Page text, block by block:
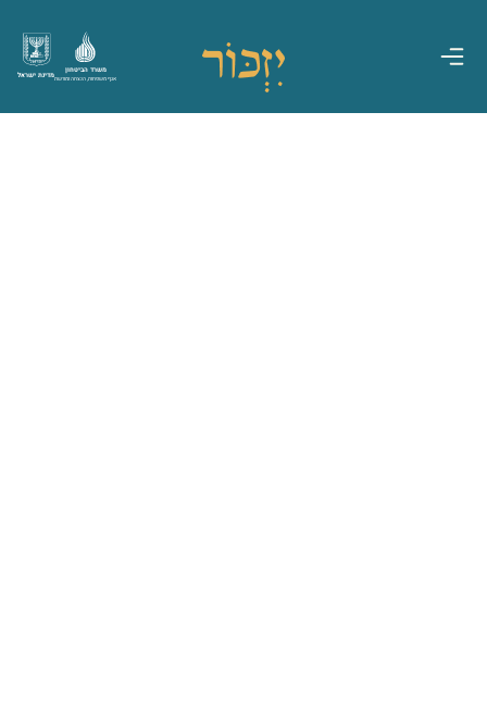
מדינת ישראל
משרד הביטחון
אגף משפחות, הנצחה ומורשת